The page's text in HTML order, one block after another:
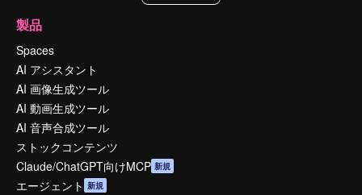
製品
Spaces
AI アシスタント
AI 画像生成ツール
AI 動画生成ツール
AI 音声合成ツール
ストックコンテンツ
Claude/ChatGPT向けMCP 新規
エージェント 新規